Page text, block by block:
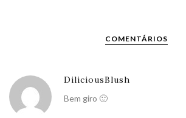
COMENTÁRIOS
DiliciousBlush
Bem giro 🙂